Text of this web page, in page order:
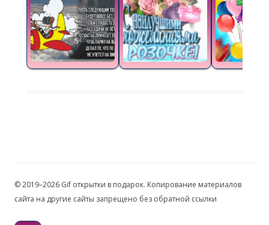
© 2019–2026 Gif открытки в подарок. Копирование материалов
сайта на другие сайты запрещено без обратной ссылки